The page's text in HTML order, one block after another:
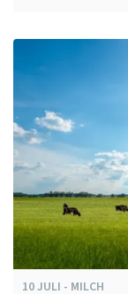
10JULI - MILCH